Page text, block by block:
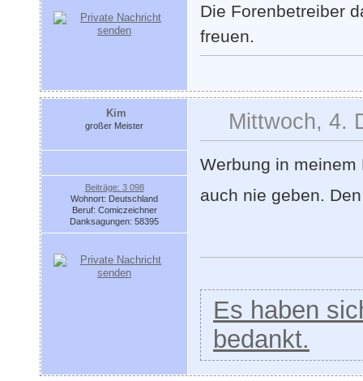
Die Forenbetreiber
freuen.
Kim
großer Meister
Beiträge: 3 098
Wohnort: Deutschland
Beruf: Comiczeichner
Danksagungen: 58395
Mittwoch, 4.
Werbung in
auch nie geben.
Es haben
bedankt.